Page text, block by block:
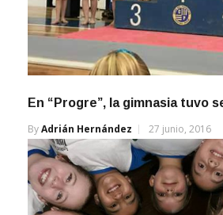
En “Progre”, la gimnasia tuvo
ByAdrián Hernández 27 junio, 2016